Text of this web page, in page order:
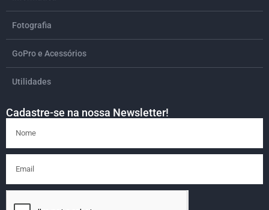
Fotografia
GoPro e Acessórios
Utilidades
Cadastre-se na nossa Newsletter!